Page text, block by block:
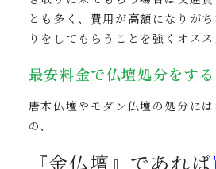
とも多く、費用が高額になりが
りをしてもらうことを強くオスス
最安料金で仏壇処分をす
唐木仏壇やモダン仏壇の処分に
の、
『金仏壇』であれば